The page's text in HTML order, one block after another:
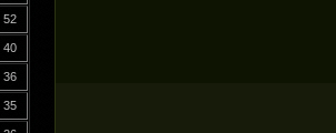
52
40
36
35